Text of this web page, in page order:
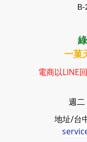
B-
一菓
電商以LINE
週二
地址/台